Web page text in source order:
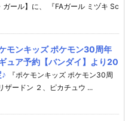
ガール】に、 『FAガール ミヅキ Sc
モンキッズ ポケモン30周年
ュア予約【バンダイ】より20
『ポケモンキッズ ポケモン30周
ザードン ２、ピカチュウ ...